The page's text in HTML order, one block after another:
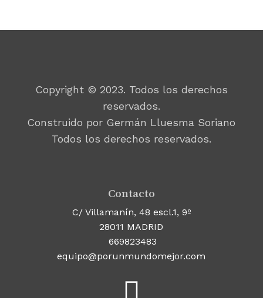
Copyright © 2023. Todos los derechos
reservados.
Construido por Germán Lluesma Soriano
Todos los derechos reservados.
Contacto
C/ Villamanín, 48 escl.1, 9º
28011 MADRID
669823483
equipo@porunmundomejor.com